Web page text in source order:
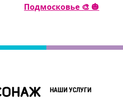
Подмосковье 🎨 🎃
НАШИ УСЛУГИ